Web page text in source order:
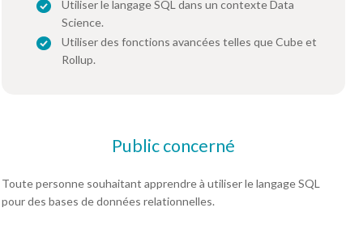
Utiliser le langage SQL dans un contexte Data
Science.
Utiliser des fonctions avancées telles que Cube et
Rollup.
Public concerné
Toute personne souhaitant apprendre à utiliser le langage SQL
pour des bases de données relationnelles.